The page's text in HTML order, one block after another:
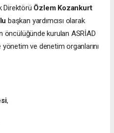
Direktörü Özlem Kozankurt
başkan yardımcısı olarak
öncülüğünde kurulan ASRİAD
ve denetim organlarını
,